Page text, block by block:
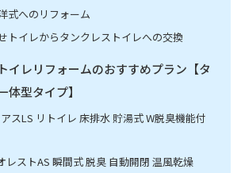
式へのリフォーム
トイレからタンクレストイレへの交換
イレリフォームのおすすめプラン【タ
体型タイプ】
スLS リトイレ 床排水 貯湯式 W脱臭機能付
レストAS 瞬間式 脱臭 自動開閉 温風乾燥